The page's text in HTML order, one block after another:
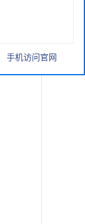
手机访问官网